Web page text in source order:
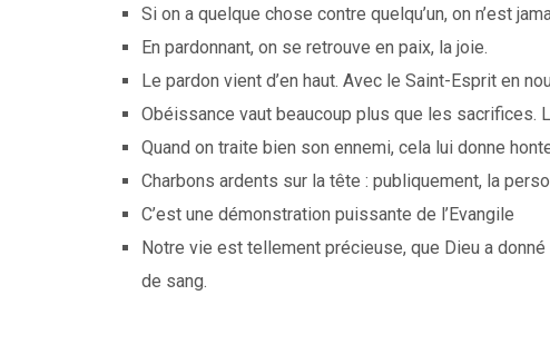
Si on a quelque chose contre quelqu’un, on n’est
En pardonnant, on se retrouve en paix, la joie.
Le pardon vient d’en haut. Avec le Saint-Esprit en
Obéissance vaut beaucoup plus que les sacrifices.
Quand on traite bien son ennemi, cela lui donne
Charbons ardents sur la tête : publiquement, la
C’est une démonstration puissante de l’Evangile
Notre vie est tellement précieuse, que Dieu a
de sang.